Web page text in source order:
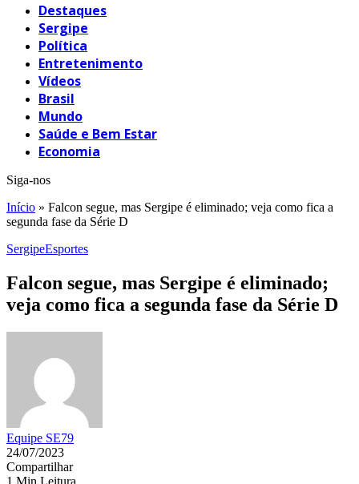
Destaques
Sergipe
Política
Entretenimento
Vídeos
Brasil
Mundo
Saúde e Bem Estar
Economia
Siga-nos
Início » Falcon segue, mas Sergipe é eliminado; veja como fica a
segunda fase da Série D
SergipeEsportes
Falcon segue, mas Sergipe é eliminado;
veja como fica a segunda fase da Série D
Equipe SE79
24/07/2023
Compartilhar
1 Min Leitura